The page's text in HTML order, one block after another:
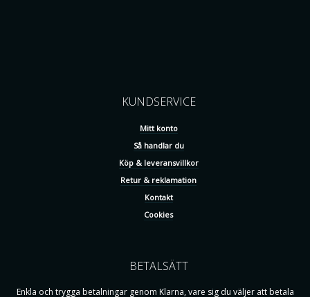
KUNDSERVICE
Mitt konto
Så handlar du
Köp & leveransvillkor
Retur & reklamation
Kontakt
Cookies
BETALSÄTT
Enkla och trygga betalningar genom Klarna, vare sig du väljer att betala